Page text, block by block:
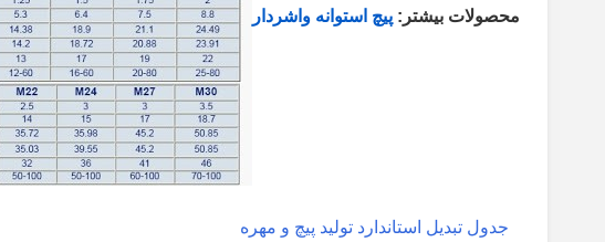
محصولات بیشتر: پیچ استوانه واشردار
جدول تبدیل استاندارد تولید پیچ و مهره